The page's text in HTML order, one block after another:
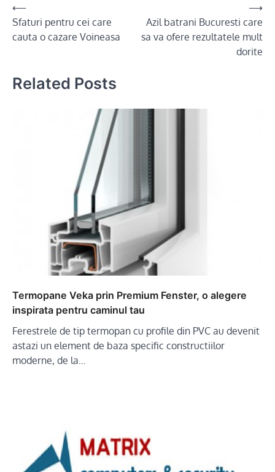
Post
navigation
⟵
Sfaturi pentru cei care
cauta o cazare Voineasa
Azil batrani Bucuresti care
sa va ofere rezultatele mult
dorite
⟶
Related Posts
Termopane Veka prin Premium Fenster, o alegere
inspirata pentru caminul tau
Ferestrele de tip termopan cu profile din PVC au devenit
astazi un element de baza specific constructiilor
moderne, de la…